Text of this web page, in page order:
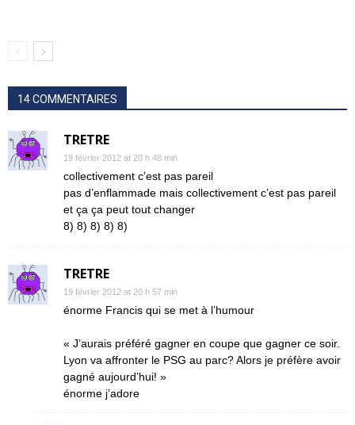
14 COMMENTAIRES
TRETRE
19 février 2012 at 20 h 48 min
collectivement c’est pas pareil
pas d’enflammade mais collectivement c’est pas pareil
et ça ça peut tout changer
8) 8) 8) 8) 8)
TRETRE
19 février 2012 at 20 h 57 min
énorme Francis qui se met à l’humour
« J’aurais préféré gagner en coupe que gagner ce soir.
Lyon va affronter le PSG au parc? Alors je préfère avoir
gagné aujourd’hui! »
énorme j’adore